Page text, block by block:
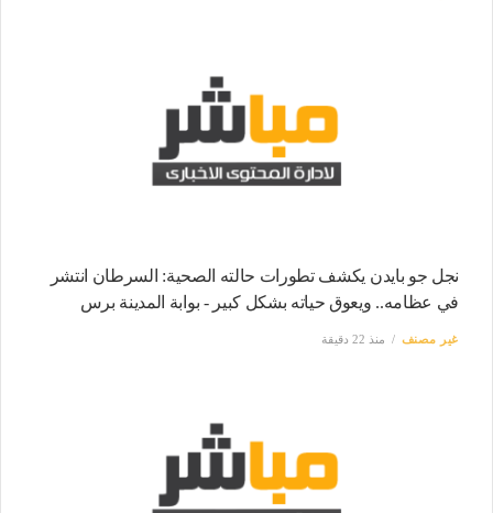
نجل جو بايدن يكشف تطورات حالته الصحية: السرطان انتشر
في عظامه.. ويعوق حياته بشكل كبير - بوابة المدينة برس
غير مصنف منذ 22 دقيقة